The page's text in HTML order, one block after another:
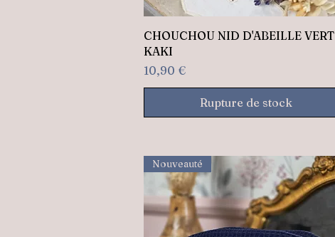
Aperçu rapide
CHOUCHOU NID D'ABEILLE VERT
KAKI
Prix
10,90 €
Rupture de stock
Nouveauté